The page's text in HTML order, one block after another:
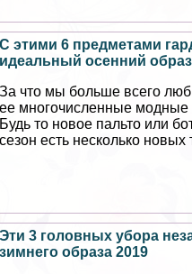
С этими 6 предметами
идеальный осенний
За что мы больше всего
ее многочисленные модные
Будь то новое пальто или
сезон есть несколько новых
Эти 3 головных убора
зимнего образа 2019